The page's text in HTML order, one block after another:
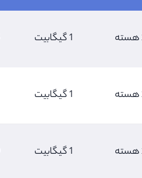
1 گیگابیت
1 گیگابیت
1 گیگابیت